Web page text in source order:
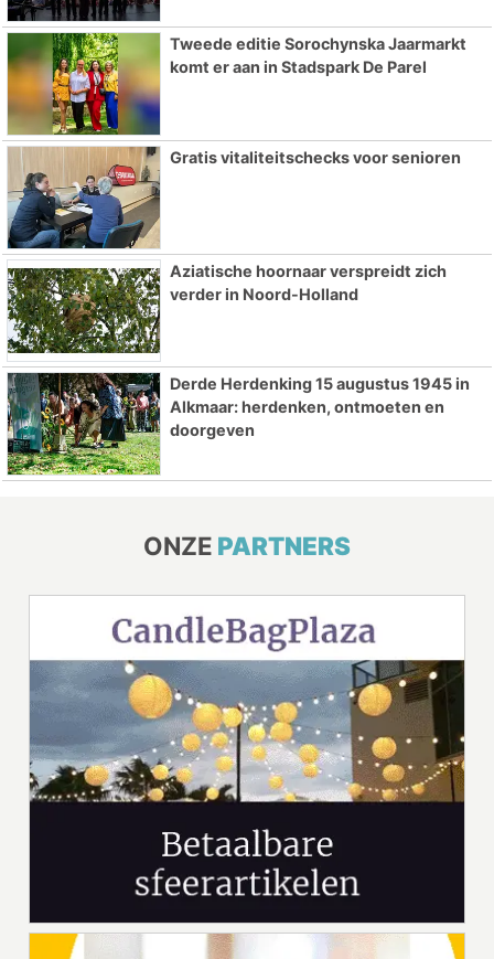
Tweede editie Sorochynska Jaarmarkt
komt er aan in Stadspark De Parel
Gratis vitaliteitschecks voor senioren
Aziatische hoornaar verspreidt zich
verder in Noord-Holland
Derde Herdenking 15 augustus 1945 in
Alkmaar: herdenken, ontmoeten en
doorgeven
ONZE PARTNERS